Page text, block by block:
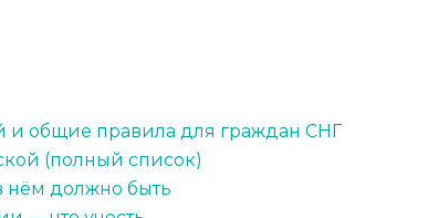
и общие правила для граждан СНГ
(полный список)
нём должно быть